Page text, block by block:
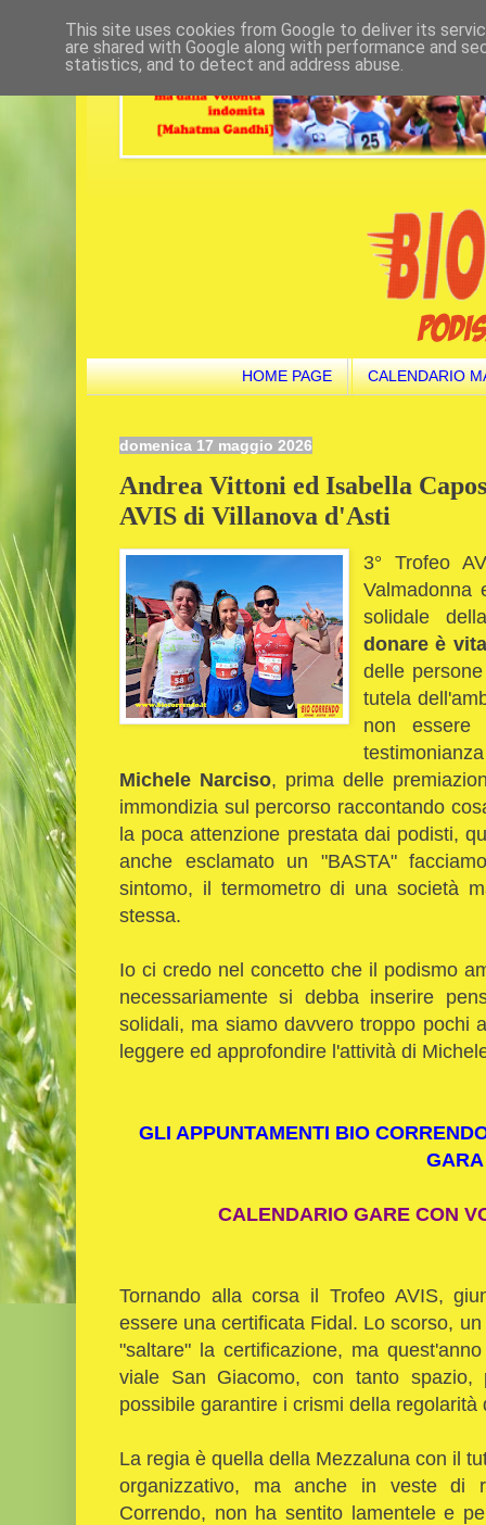
HOME PAGE CALENDARIO
domenica 17 maggio 2026
Andrea Vittoni ed Isabella
AVIS di Villanova d'Asti
3° Trofeo
Valmadonna
solidale
donare è vita
delle
tutela
non
Michele Narciso, prima delle
immondizia sul percorso raccontando
la poca attenzione prestata dai podisti,
anche esclamato un "BASTA"
sintomo, il termometro di una società
stessa.
Io ci credo nel concetto che il podismo
necessariamente si debba inserire
solidali, ma siamo davvero troppo pochi
leggere ed approfondire l'attività di
GLI APPUNTAMENTI BIO
GARA
CALENDARIO GARE CON
Tornando alla corsa il Trofeo AVIS,
essere una certificata Fidal. Lo scorso,
"saltare" la certificazione, ma
viale San Giacomo, con tanto
possibile garantire i crismi della regolarità
La regia è quella della Mezzaluna con il
organizzativo, ma anche in veste di
Correndo, non ha sentito lamentele e
This site uses cookies from Google to deliver its
are shared with Google along with performance and
statistics, and to detect and address abuse.